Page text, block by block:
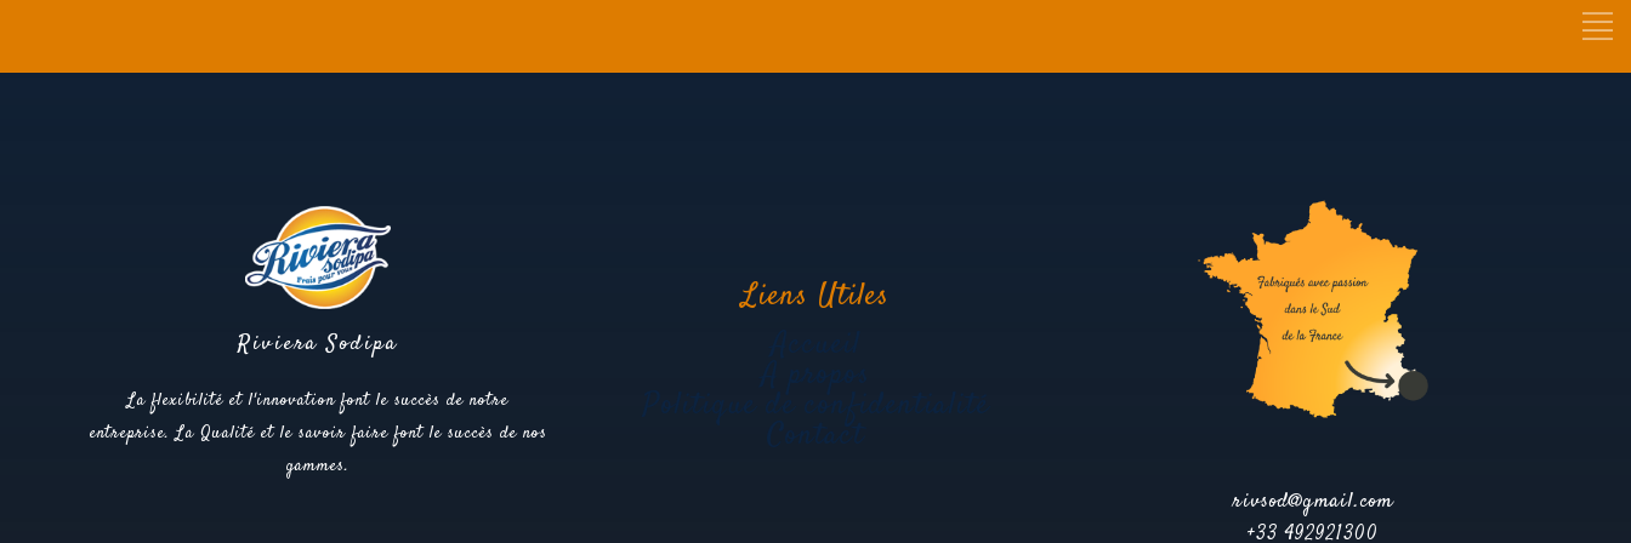
Riviera Sodipa
La flexibilité et l'innovation font le succès de notre
entreprise. La Qualité et le savoir faire font le succès de nos
gammes.
Liens Utiles
rivsod@gmail.com
+33 492921300